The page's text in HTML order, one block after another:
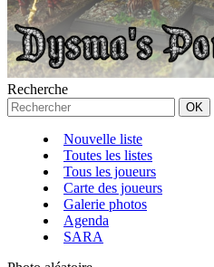
Recherche
Nouvelle liste
Toutes les listes
Tous les joueurs
Carte des joueurs
Galerie photos
Agenda
SARA